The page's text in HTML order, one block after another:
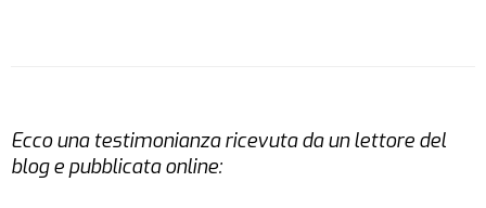
Ecco una testimonianza ricevuta da un lettore del
blog e pubblicata online: